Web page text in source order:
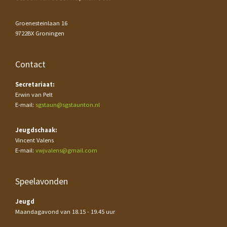
Groenesteinlaan 16
9722BX Groningen
Contact
Secretariaat:
Erwin van Pelt
E-mail: sgstaun@sgstaunton.nl
Jeugdschaak:
Vincent Valens
E-mail: vwjvalens@gmail.com
Speelavonden
Jeugd
Maandagavond van 18.15 - 19.45 uur